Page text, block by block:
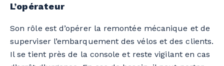
L’opérateur
Son rôle est d’opérer la remontée mécanique et de
superviser l’embarquement des vélos et des clients.
Il se tient près de la console et reste vigilant en cas